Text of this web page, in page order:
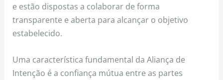
e estão dispostas a colaborar de forma
transparente e aberta para alcançar o objetivo
estabelecido.
Uma característica fundamental da Aliança de
Intenção é a confiança mútua entre as partes